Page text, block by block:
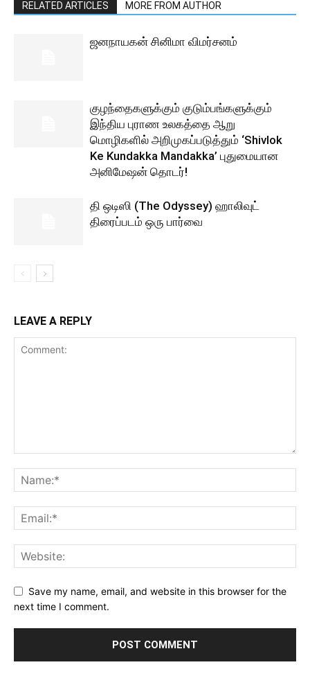
RELATED ARTICLES MORE FROM AUTHOR
ஜனநாயகன் சினிமா விமர்சனம்
குழந்தைகளுக்கும் குடும்பங்களுக்கும்
இந்திய புராண உலகத்தை ஆறு
மொழிகளில் அறிமுகப்படுத்தும் ‘Shivlok
Ke Kundakka Mandakka’ புதுமையான
அனிமேஷன் தொடர்!
தி ஒடிஸி (The Odyssey) ஹாலிவுட்
திரைப்படம் ஒரு பார்வை
LEAVE A REPLY
Save my name, email, and website in this browser for the
next time I comment.